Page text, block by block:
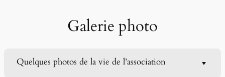
Galerie photo
Quelques photos de la vie de l’association